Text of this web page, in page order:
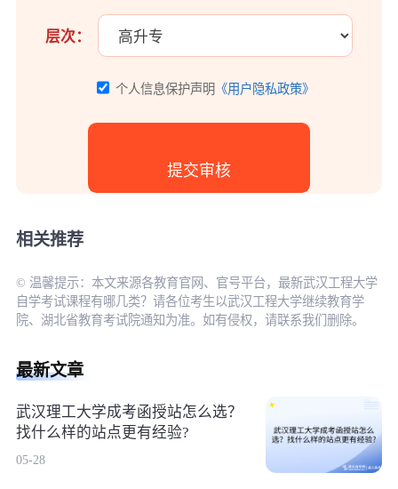
层次：
个人信息保护声明 《用户隐私政策》
相关推荐
© 温馨提示：本文来源各教育官网、官号平台，最新武汉工程大学
自学考试课程有哪几类？请各位考生以武汉工程大学继续教育学
院、湖北省教育考试院通知为准。如有侵权，请联系我们删除。
最新文章
武汉理工大学成考函授站怎么选？
找什么样的站点更有经验?
05-28